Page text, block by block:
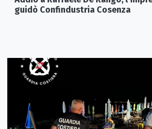
guidò Confindustria Cosenza